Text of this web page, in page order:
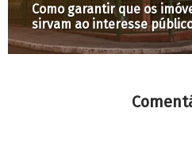
Como garantir que os
sirvam ao interesse